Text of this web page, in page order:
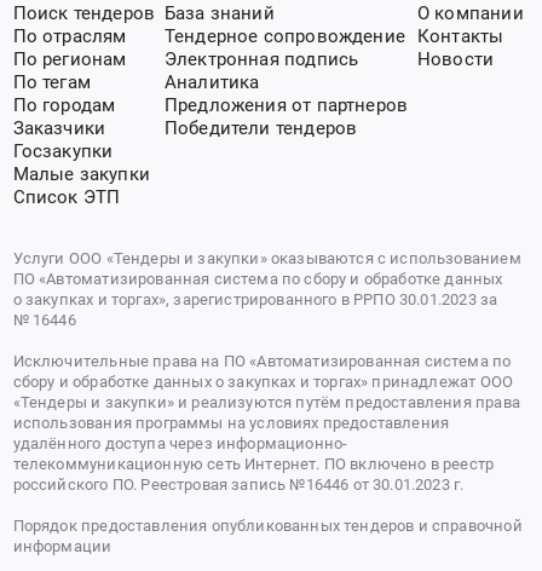
Поиск тендеров
По отраслям
По регионам
По тегам
По городам
Заказчики
Госзакупки
Малые закупки
Список ЭТП
База знаний
Тендерное сопровождение
Электронная подпись
Аналитика
Предложения от партнеров
Победители тендеров
О компании
Контакты
Новости
Услуги ООО «Тендеры и закупки» оказываются с использованием
ПО «Автоматизированная система по сбору и обработке данных
о закупках и торгах», зарегистрированного в РРПО 30.01.2023 за
№ 16446
Исключительные права на ПО «Автоматизированная система по
сбору и обработке данных о закупках и торгах» принадлежат ООО
«Тендеры и закупки» и реализуются путём предоставления права
использования программы на условиях предоставления
удалённого доступа через информационно-
телекоммуникационную сеть Интернет. ПО включено в реестр
российского ПО. Реестровая запись №16446 от 30.01.2023 г.
Порядок предоставления опубликованных тендеров и справочной
информации